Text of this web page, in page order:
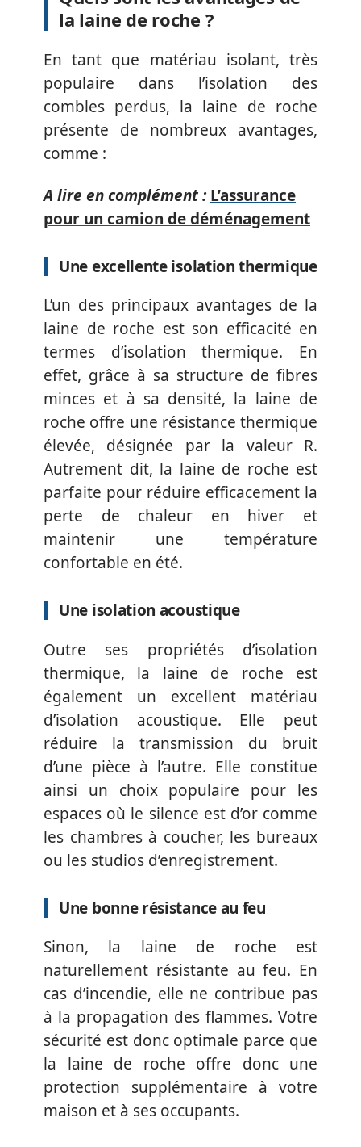
la laine de roche ?
En tant que matériau isolant, très
populaire dans l’isolation des
combles perdus, la laine de roche
présente de nombreux avantages,
comme :
A lire en complément : L’assurance
pour un camion de déménagement
Une excellente isolation thermique
L’un des principaux avantages de la
laine de roche est son efficacité en
termes d’isolation thermique. En
effet, grâce à sa structure de fibres
minces et à sa densité, la laine de
roche offre une résistance thermique
élevée, désignée par la valeur R.
Autrement dit, la laine de roche est
parfaite pour réduire efficacement la
perte de chaleur en hiver et
maintenir une température
confortable en été.
Une isolation acoustique
Outre ses propriétés d’isolation
thermique, la laine de roche est
également un excellent matériau
d’isolation acoustique. Elle peut
réduire la transmission du bruit
d’une pièce à l’autre. Elle constitue
ainsi un choix populaire pour les
espaces où le silence est d’or comme
les chambres à coucher, les bureaux
ou les studios d’enregistrement.
Une bonne résistance au feu
Sinon, la laine de roche est
naturellement résistante au feu. En
cas d’incendie, elle ne contribue pas
à la propagation des flammes. Votre
sécurité est donc optimale parce que
la laine de roche offre donc une
protection supplémentaire à votre
maison et à ses occupants.